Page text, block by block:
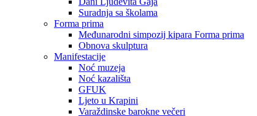
Suradnja sa školama
Forma prima
Međunarodni simpozij kipara Forma prima
Obnova skulptura
Manifestacije
Noć muzeja
Noć kazališta
GFUK
Ljeto u Krapini
Varaždinske barokne večeri